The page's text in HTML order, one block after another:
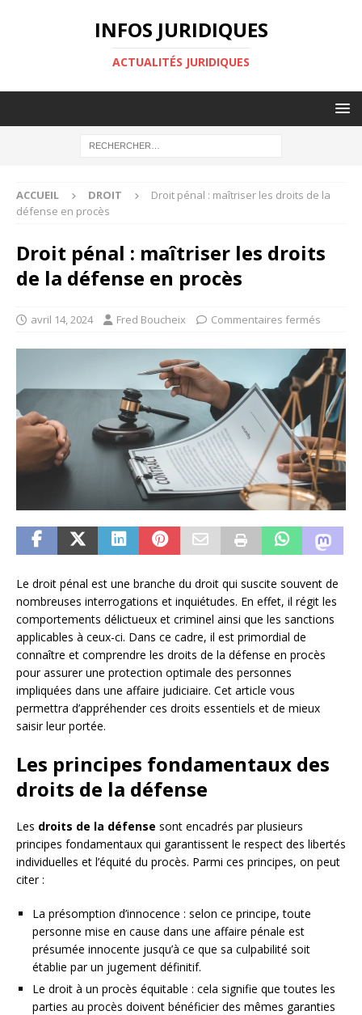
INFOS JURIDIQUES
ACTUALITÉS JURIDIQUES
ACCUEIL DROIT
Droit pénal : maîtriser les droits de la
défense en procès
Droit pénal : maîtriser les droits
de la défense en procès
avril 14, 2024 Fred Boucheix Commentaires fermés
Le droit pénal est une branche du droit qui suscite souvent de
nombreuses interrogations et inquiétudes. En effet, il régit les
comportements délictueux et criminel ainsi que les sanctions
applicables à ceux-ci. Dans ce cadre, il est primordial de
connaître et comprendre les droits de la défense en procès
pour assurer une protection optimale des personnes
impliquées dans une affaire judiciaire. Cet article vous
permettra d’appréhender ces droits essentiels et de mieux
saisir leur portée.
Les principes fondamentaux des
droits de la défense
Les droits de la défense sont encadrés par plusieurs
principes fondamentaux qui garantissent le respect des libertés
individuelles et l’équité du procès. Parmi ces principes, on peut
citer :
La présomption d’innocence : selon ce principe, toute
personne mise en cause dans une affaire pénale est
présumée innocente jusqu’à ce que sa culpabilité soit
établie par un jugement définitif.
Le droit à un procès équitable : cela signifie que toutes les
parties au procès doivent bénéficier des mêmes garanties